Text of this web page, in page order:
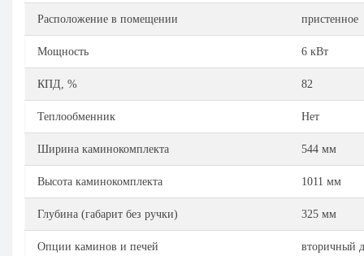
Расположение в помещении пристенное
Мощность 6 кВт
КПД, % 82
Теплообменник Нет
Ширина каминокомплекта 544 мм
Высота каминокомплекта 1011 мм
Глубина (габарит без ручки) 325 мм
Опции каминов и печей вторичный